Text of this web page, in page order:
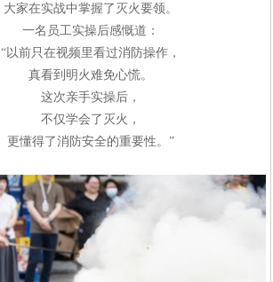
大家在实战中掌握了灭火要领。
一名员工实操后感慨道：
“以前只在视频里看过消防操作，
真看到明火难免心慌。
这次亲手实操后，
不仅学会了灭火，
更懂得了消防安全的重要性。 ”